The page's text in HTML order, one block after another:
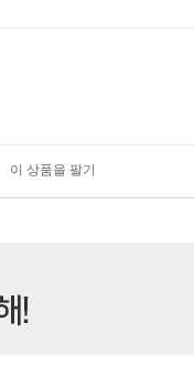
이 상품을 팔기